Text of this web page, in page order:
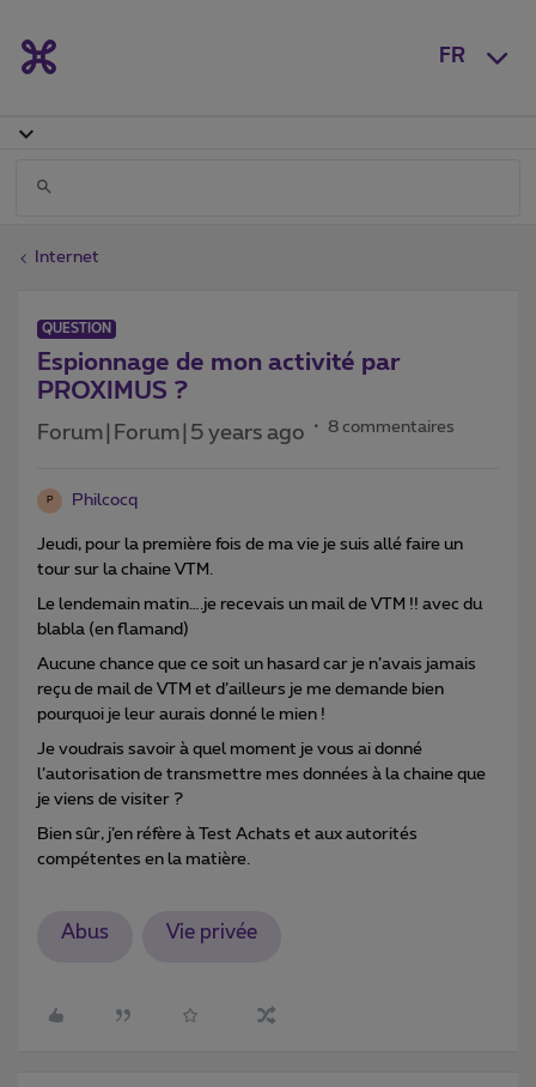
FR
Internet
QUESTION
Espionnage de mon activité par
PROXIMUS ?
Forum|Forum|5 years ago 8 commentaires
P Philcocq
Jeudi, pour la première fois de ma vie je suis allé faire un
tour sur la chaine VTM.
Le lendemain matin….je recevais un mail de VTM !! avec du
blabla (en flamand)
Aucune chance que ce soit un hasard car je n’avais jamais
reçu de mail de VTM et d’ailleurs je me demande bien
pourquoi je leur aurais donné le mien !
Je voudrais savoir à quel moment je vous ai donné
l’autorisation de transmettre mes données à la chaine que
je viens de visiter ?
Bien sûr, j’en réfère à Test Achats et aux autorités
compétentes en la matière.
Abus Vie privée